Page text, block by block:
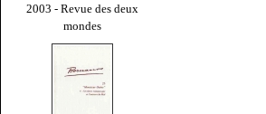
2003 - Revue des deux
mondes